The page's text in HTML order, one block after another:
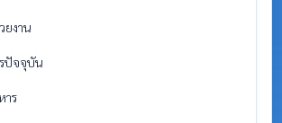
ยงาน
ปัจจุบัน
าร